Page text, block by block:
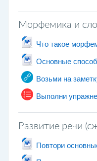
Морфемика и
Что такое
Основные
Возьми на
Выполни
Развитие речи
Повтори